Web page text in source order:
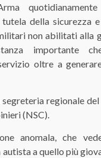
della sicurezza
non abilitati alla
importante
oltre a
regionale
(NSC).
anomala, che
autista a quello più